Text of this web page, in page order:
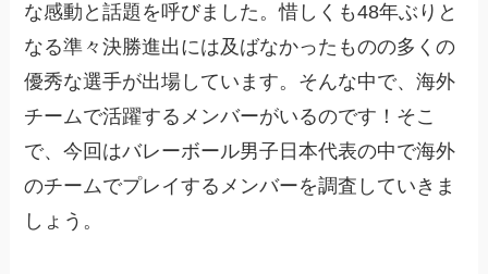
な感動と話題を呼びました。惜しくも48年ぶりと
なる準々決勝進出には及ばなかったものの多くの
優秀な選手が出場しています。そんな中で、海外
チームで活躍するメンバーがいるのです！そこ
で、今回はバレーボール男子日本代表の中で海外
のチームでプレイするメンバーを調査していきま
しょう。